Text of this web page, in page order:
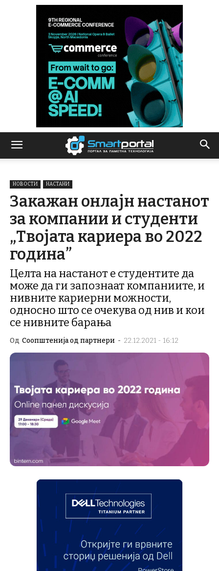
НОВОСТИ НАСТАНИ
Закажан онлајн настанот
за компании и студенти
„Твојата кариера во 2022
година”
Целта на настанот е студентите да
може да ги запознаат компаниите, и
нивните кариерни можности,
односно што се очекува од нив и кои
се нивните барања
Од Соопштенија од партнери - 22.12.2021 - 16:12